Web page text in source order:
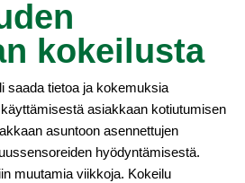
kokeilusta
saada tietoa ja kokemuksia
asiakkaan kotiutumisen
asuntoon asennettujen
hyödyntämisestä.
muutamia viikkoja. Kokeilu